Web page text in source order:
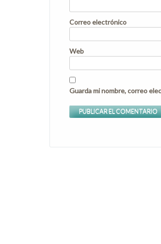
Correo electrónico
Web
Guarda mi nombre, correo